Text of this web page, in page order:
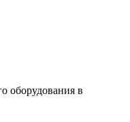
оборудования в